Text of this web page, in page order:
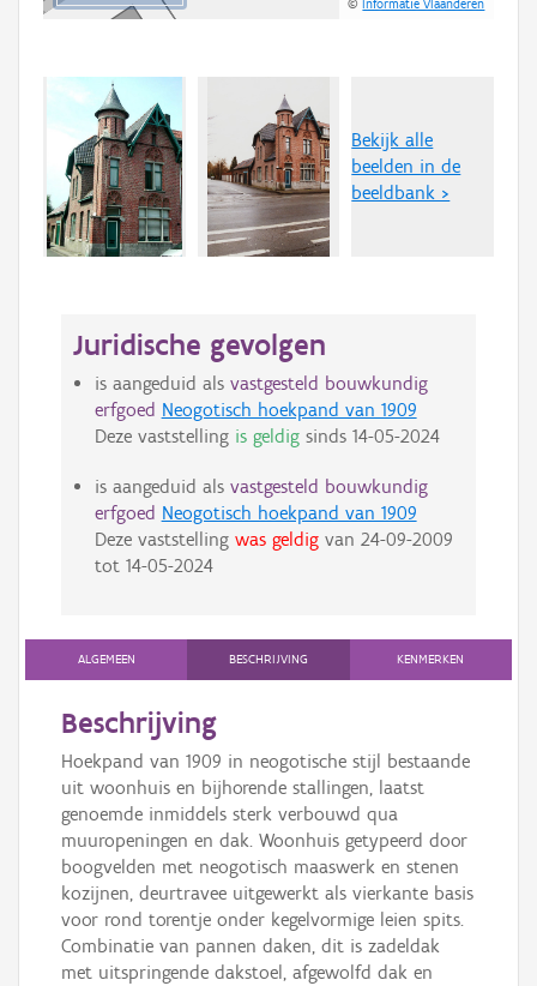
©Informatie Vlaanderen
Bekijk alle
beelden in de
beeldbank >
Juridische gevolgen
is aangeduid als vastgesteld bouwkundig
erfgoed Neogotisch hoekpand van 1909
Deze vaststelling is geldigsinds 14-05-2024
is aangeduid als vastgesteld bouwkundig
erfgoed Neogotisch hoekpand van 1909
Deze vaststelling was geldigvan 24-09-2009
tot 14-05-2024
ALGEMEEN BESCHRIJVING KENMERKEN
Beschrijving
Hoekpand van 1909 in neogotische stijl bestaande
uit woonhuis en bijhorende stallingen, laatst
genoemde inmiddels sterk verbouwd qua
muuropeningen en dak. Woonhuis getypeerd door
boogvelden met neogotisch maaswerk en stenen
kozijnen, deurtravee uitgewerkt als vierkante basis
voor rond torentje onder kegelvormige leien spits.
Combinatie van pannen daken, dit is zadeldak
met uitspringende dakstoel, afgewolfd dak en